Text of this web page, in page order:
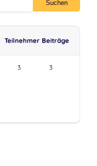
Teilnehmer Beiträge
3 3